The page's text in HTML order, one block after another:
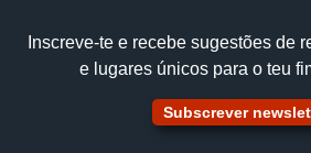
Inscreve‑te e recebe sugestões de
e lugares únicos para o teu
Subscrever